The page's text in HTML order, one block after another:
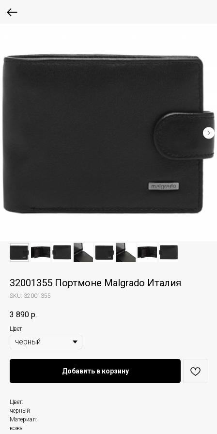
32001355 Портмоне Malgrado Италия
SKU: 32001355
3 890 р.
Цвет
Добавить в корзину
Цвет:
черный
Материал:
кожа